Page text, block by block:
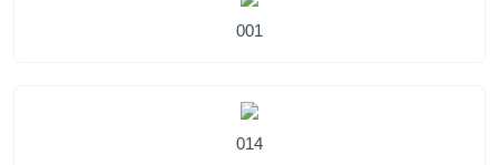
001
014